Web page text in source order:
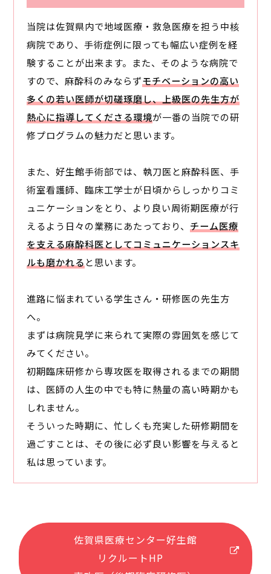
当院は佐賀県内で地域医療・救急医療を担う中核
病院であり、手術症例に限っても幅広い症例を経
験することが出来ます。また、そのような病院で
すので、麻酔科のみならずモチベーションの高い
多くの若い医師が切磋琢磨し、上級医の先生方が
熱心に指導してくださる環境が一番の当院での研
修プログラムの魅力だと思います。
また、好生館手術部では、執刀医と麻酔科医、手
術室看護師、臨床工学士が日頃からしっかりコミ
ュニケーションをとり、より良い周術期医療が行
えるよう日々の業務にあたっており、 チーム医療
を支える麻酔科医としてコミュニケーションスキ
ルも磨かれる と思います。
進路に悩まれている学生さん・研修医の先生方
へ。
まずは病院見学に来られて実際の雰囲気を感じて
みてください。
初期臨床研修から専攻医を取得されるまでの期間
は、医師の人生の中でも特に熱量の高い時期かも
しれません。
そういった時期に、忙しくも充実した研修期間を
過ごすことは、その後に必ず良い影響を与えると
私は思っています。
佐賀県医療センター好生館
リクルートHP